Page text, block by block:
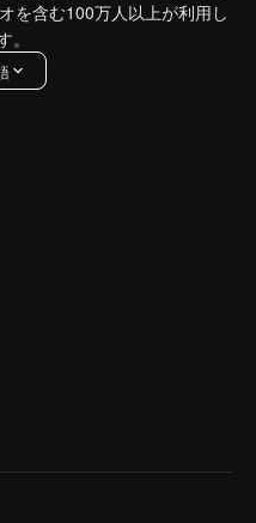
を含む100万人以上が利用し
。